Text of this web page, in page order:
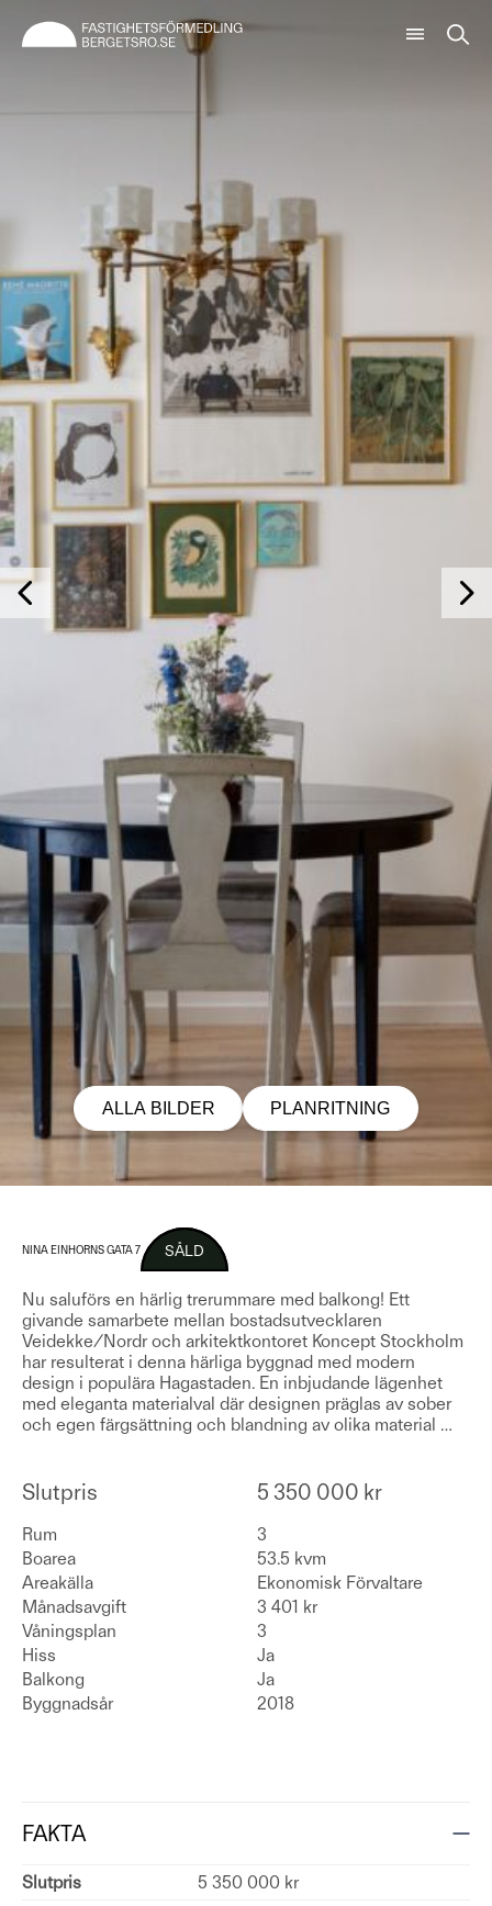
ALLA BILDER PLANRITNING
NINA EINHORNS GATA 7 SÅLD
Nu saluförs en härlig trerummare med balkong! Ett
givande samarbete mellan bostadsutvecklaren
Veidekke/Nordr och arkitektkontoret Koncept Stockholm
har resulterat i denna härliga byggnad med modern
design i populära Hagastaden. En inbjudande lägenhet
med eleganta materialval där designen präglas av sober
och egen färgsättning och blandning av olika material …
Slutpris 5 350 000 kr
Rum
3
Boarea
53.5 kvm
Areakälla
Ekonomisk Förvaltare
Månadsavgift
3 401 kr
Våningsplan
3
Hiss
Ja
Balkong
Ja
Byggnadsår
2018
FAKTA
Slutpris
5 350 000 kr